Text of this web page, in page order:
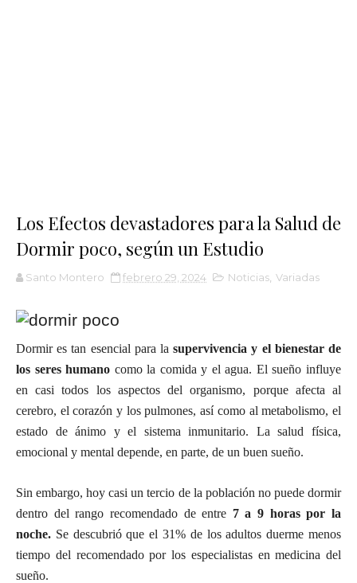
Los Efectos devastadores para la Salud de
Dormir poco, según un Estudio
Santo Montero febrero 29, 2024 Noticias Variadas
Dormir es tan esencial para lasupervivencia y el bienestar de
los seres humano como la comida y el agua. El sueño influye
en casi todos los aspectos del organismo, porque afecta al
cerebro, el corazón y los pulmones, así como al metabolismo, el
estado de ánimo y el sistema inmunitario. La salud física,
emocional y mental depende, en parte, de un buen sueño.
Sin embargo, hoy casi un tercio de la población no puede dormir
dentro del rango recomendado de entre 7 a 9 horas por la
noche. Se descubrió que el 31% de los adultos duerme menos
tiempo del recomendado por los especialistas en medicina del
sueño.